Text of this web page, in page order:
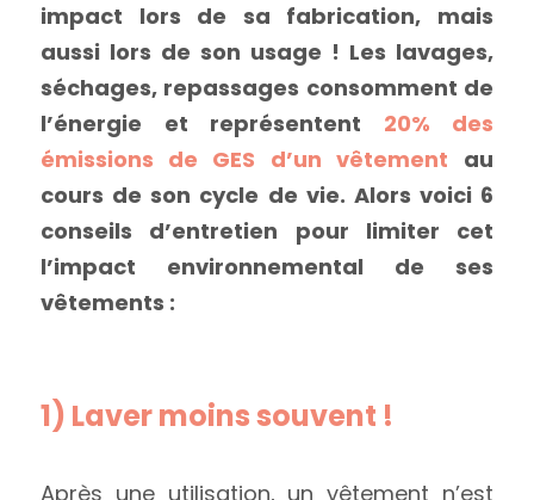
impact lors de sa fabrication, mais
aussi lors de son usage ! Les lavages,
séchages, repassages consomment de
l’énergie et représentent 20% des
émissions de GES d’un vêtement au
cours de son cycle de vie. Alors voici 6
conseils d’entretien pour limiter cet
l’impact environnemental de ses
vêtements :
1) Laver moins souvent !
Après une utilisation, un vêtement n’est